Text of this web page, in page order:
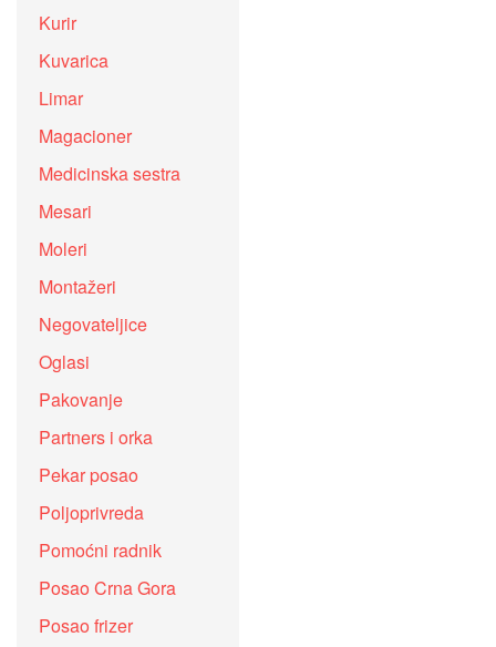
Kurir
Kuvarica
Limar
Magacioner
Medicinska sestra
Mesari
Moleri
Montažeri
Negovateljice
Oglasi
Pakovanje
Partners i orka
Pekar posao
Poljoprivreda
Pomoćni radnik
Posao Crna Gora
Posao frizer